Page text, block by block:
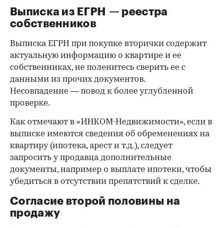
Выписка из ЕГРН — реестра
собственников
Выписка ЕГРН при покупке вторички содержит
актуальную информацию о квартире и ее
собственниках, не поленитесь сверить ее с
данными из прочих документов.
Несовпадение — повод к более углубленной
проверке.
Как отмечают в «ИНКОМ-Недвижимости», если в
выписке имеются сведения об обременениях на
квартиру (ипотека, арест и т.д.), следует
запросить у продавца дополнительные
документы, например о выплате ипотеки, чтобы
убедиться в отсутствии препятствий к сделке.
Согласие второй половины на
продажу